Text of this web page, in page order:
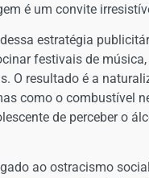
é um convite
estratégia
festivais de
O resultado é a
como o combustível
de perceber o
ao ostracismo